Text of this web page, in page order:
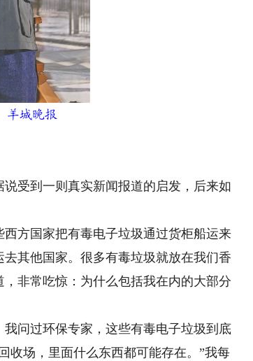
羊城晚报
受到一则真实新闻报道的启发，后来如
方国家把有毒电子垃圾通过货柜船运来
其他国家。很多有毒垃圾就放在我们香
非常吃惊：为什么包括我在内的大部分
问过环保专家，这些有毒电子垃圾到底
收场，里面什么东西都可能存在。”我每